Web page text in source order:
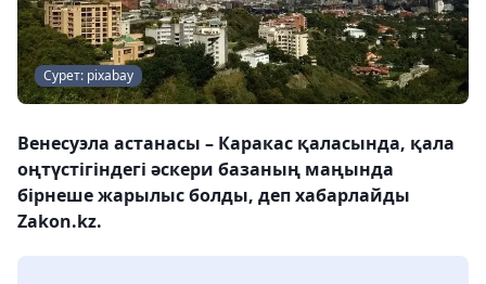
Сурет: pixabay
Венесуэла астанасы – Каракас қаласында, қала
оңтүстігіндегі әскери базаның маңында
бірнеше жарылыс болды, деп хабарлайды
Zakon.kz.